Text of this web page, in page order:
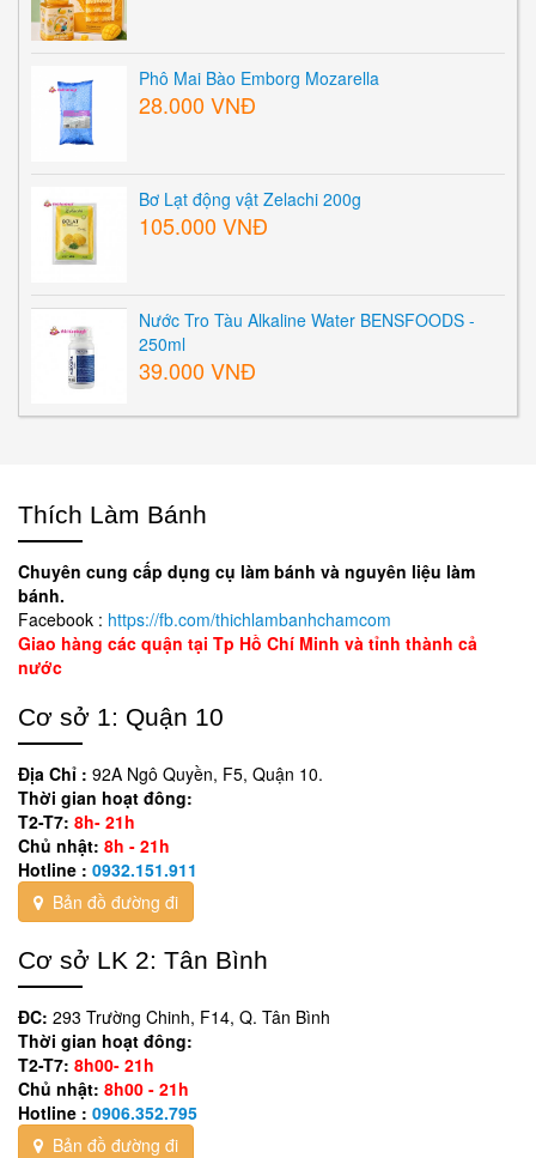
Phô Mai Bào Emborg Mozarella
28.000 VNĐ
Bơ Lạt động vật Zelachi 200g
105.000 VNĐ
Nước Tro Tàu Alkaline Water BENSFOODS -
250ml
39.000 VNĐ
Thích Làm Bánh
Chuyên cung cấp dụng cụ làm bánh và nguyên liệu làm
bánh.
Facebook : https://fb.com/thichlambanhchamcom
Giao hàng các quận tại Tp Hồ Chí Minh và tỉnh thành cả
nước
Cơ sở 1: Quận 10
Địa Chỉ : 92A Ngô Quyền, F5, Quận 10.
Thời gian hoạt đông:
T2-T7: 8h- 21h
Chủ nhật: 8h - 21h
Hotline : 0932.151.911
Bản đồ đường đi
Cơ sở LK 2: Tân Bình
ĐC: 293 Trường Chinh, F14, Q. Tân Bình
Thời gian hoạt đông:
T2-T7: 8h00- 21h
Chủ nhật: 8h00 - 21h
Hotline : 0906.352.795
Bản đồ đường đi